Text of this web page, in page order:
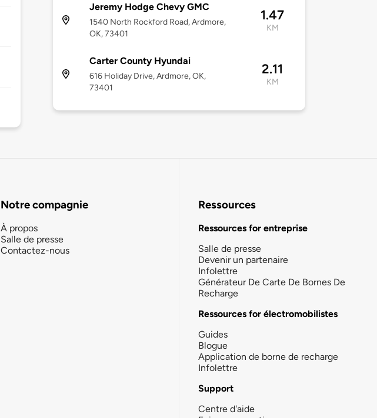
Jeremy Hodge Chevy GMC
1540 North Rockford Road, Ardmore,
OK, 73401
1.47
KM
Carter County Hyundai
616 Holiday Drive, Ardmore, OK,
73401
2.11
KM
Notre compagnie
À propos
Salle de presse
Contactez-nous
Ressources
Ressources for entreprise
Salle de presse
Devenir un partenaire
Infolettre
Générateur De Carte De Bornes De
Recharge
Ressources for électromobilistes
Guides
Blogue
Application de borne de recharge
Infolettre
Support
Centre d'aide